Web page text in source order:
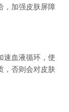
，加强皮肤屏障
速血液循环，使
，否则会对皮肤